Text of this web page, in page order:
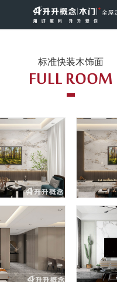
标准快装木饰面
FULL ROOM